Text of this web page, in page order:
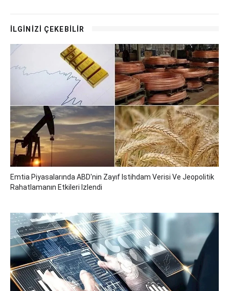
İLGİNİZİ ÇEKEBİLİR
Emtia Piyasalarında ABD'nin Zayıf Istihdam Verisi Ve Jeopolitik
Rahatlamanın Etkileri Izlendi